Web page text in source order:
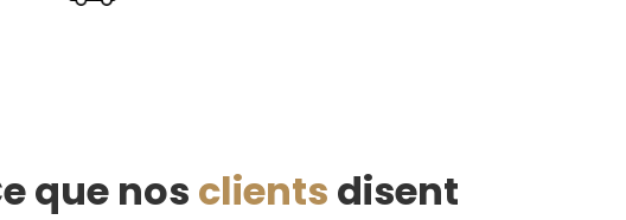
que nos clients disent